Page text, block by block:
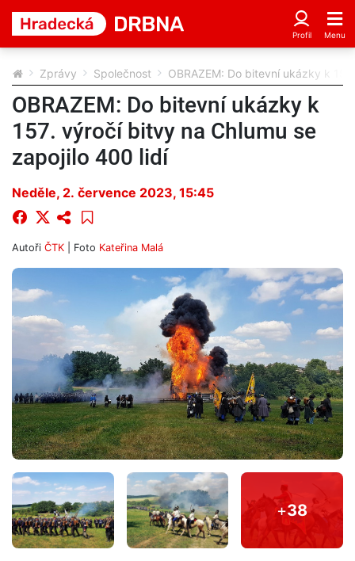
Zprávy Společnost OBRAZEM: Do bitevní ukázky k
OBRAZEM: Do bitevní ukázky k
157. výročí bitvy na Chlumu se
zapojilo 400 lidí
Neděle, 2. července 2023, 15:45
Autoři ČTK | Foto Kateřina Malá
+38